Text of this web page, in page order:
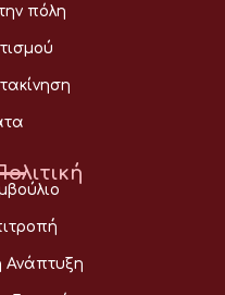
πόλη
Ανάπτυξη